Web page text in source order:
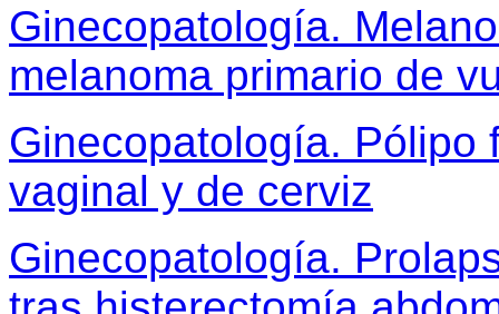
Ginecopatología.
melanoma primario de
Ginecopatología. Pólipo
vaginal y de cerviz
Ginecopatología.